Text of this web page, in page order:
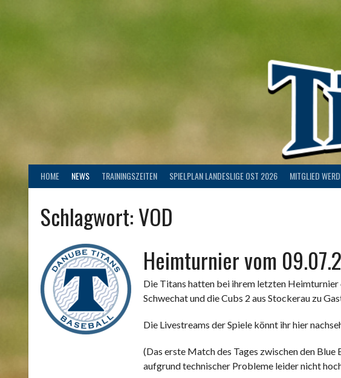
HOME NEWS TRAININGSZEITEN SPIELPLAN LANDESLIGE OST 2026 MITGLIED
Schlagwort:VOD
Heimturnier vom
Die Titans hatten bei ihrem letzten Heimturnier
Schwechat und die Cubs 2 aus Stockerau zu
Die Livestreams der Spiele könnt ihr hier
(Das erste Match des Tages zwischen den
aufgrund technischer Probleme leider nicht